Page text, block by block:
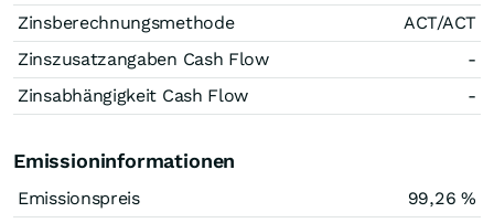
Zinsberechnungsmethode
ACT/ACT
Zinszusatzangaben Cash Flow
-
Zinsabhängigkeit Cash Flow
-
Emissioninformationen
Emissionspreis 99,26 %